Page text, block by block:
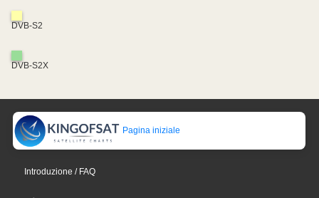
DVB-S2
DVB-S2X
Pagina iniziale
Introduzione / FAQ